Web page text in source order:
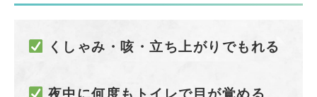
くしゃみ・咳・立ち上がりでもれる
夜中に何度もトイレで目が覚める